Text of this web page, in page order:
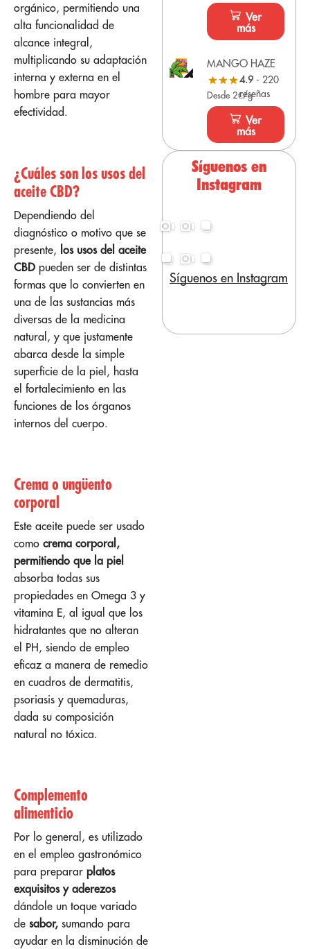
orgánico, permitiendo una
alta funcionalidad de
alcance integral,
multiplicando su adaptación
interna y externa en el
hombre para mayor
efectividad.
¿Cuáles son los usos del
aceite CBD?
Dependiendo del
diagnóstico o motivo que se
presente, los usos del aceite
CBD pueden ser de distintas
formas que lo convierten en
una de las sustancias más
diversas de la medicina
natural, y que justamente
abarca desde la simple
superficie de la piel, hasta
el fortalecimiento en las
funciones de los órganos
internos del cuerpo.
Crema o ungüento
corporal
Este aceite puede ser usado
como crema corporal,
permitiendo que la piel
absorba todas sus
propiedades en Omega 3 y
vitamina E, al igual que los
hidratantes que no alteran
el PH, siendo de empleo
eficaz a manera de remedio
en cuadros de dermatitis,
psoriasis y quemaduras,
dada su composición
natural no tóxica.
Complemento
alimenticio
Por lo general, es utilizado
en el empleo gastronómico
para preparar platos
exquisitos y aderezos
dándole un toque variado
de sabor, sumando para
ayudar en la disminución de
Ver
más
MANGO HAZE
4.9- 220
reseñas
Desde 2€/g
Ver
más
Síguenos en
Instagram
Síguenos en Instagram